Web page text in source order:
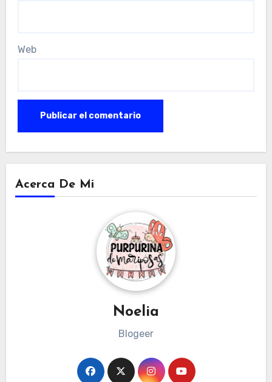
Web
Acerca De Mi
Noelia
Blogeer